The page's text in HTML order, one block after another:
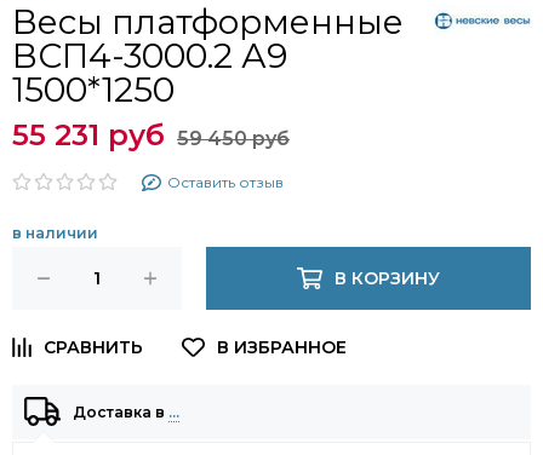
Весы платформенные
ВСП4-3000.2 А9
1500*1250
55 231 руб 59 450 руб
Оставить отзыв
в наличии
В КОРЗИНУ
Доставка в …